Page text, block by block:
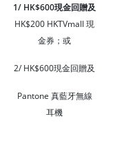
1/ HK$600現金回贈及
HK$200 HKTVmall 現
金券；或
2/ HK$600現金回贈及
Pantone 真藍牙無線
耳機